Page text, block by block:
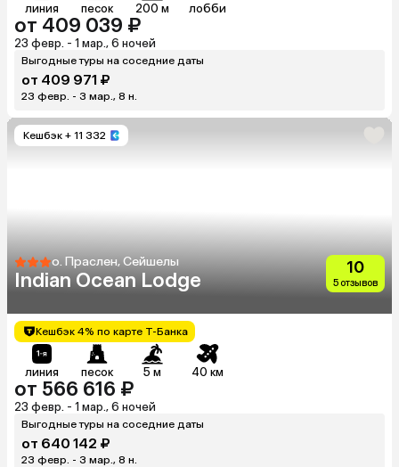
линия песок 200 м лобби
от 409 039 ₽
23 февр. - 1 мар., 6 ночей
Выгодные туры на соседние даты
от 409 971 ₽
23 февр. - 3 мар., 8 н.
Кешбэк + 11 332
о. Праслен, Сейшелы
Indian Ocean Lodge
10
5 отзывов
Кешбэк 4% по карте Т-Банка
линия песок 5 м 40 км
от 566 616 ₽
23 февр. - 1 мар., 6 ночей
Выгодные туры на соседние даты
от 640 142 ₽
23 февр. - 3 мар., 8 н.